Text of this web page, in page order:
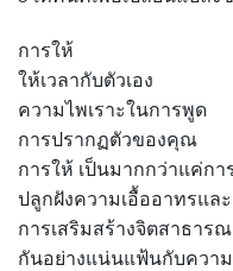
การให้
ให้เวลากับตัวเอง
ความไพเราะในการพูด
การปรากฏตัวของคุณ
การให้ เป็นมากกว่าแค่ก
ปลูกฝังความเอื้ออาทรแล
การเสริมสร้างจิตสาธาร
กันอย่างแน่นแฟ้นกับควา